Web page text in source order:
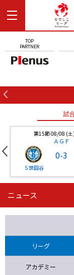
TOP
PARTNER
試
第15節 08/08 (
ＡＧＦ
Ｓ世田谷
0-3
第16節 09/05 (土)
ニッパツ
ニュース
リーグ
アカデミー